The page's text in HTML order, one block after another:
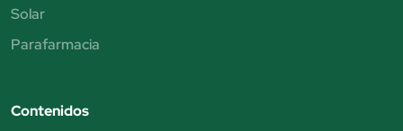
Solar
Parafarmacia
Contenidos